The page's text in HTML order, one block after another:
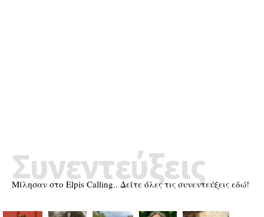
Μίλησαν στο Elpis Calling.. Δείτε όλες τις συνεντεύξεις εδώ!
Συνεντεύξεις